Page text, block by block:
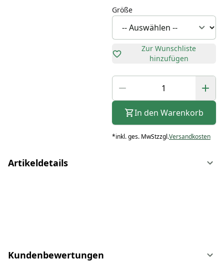
Größe
Zur Wunschliste
hinzufügen
In den Warenkorb
*inkl. ges. MwStzzgl.Versandkosten
Artikeldetails
Kundenbewertungen